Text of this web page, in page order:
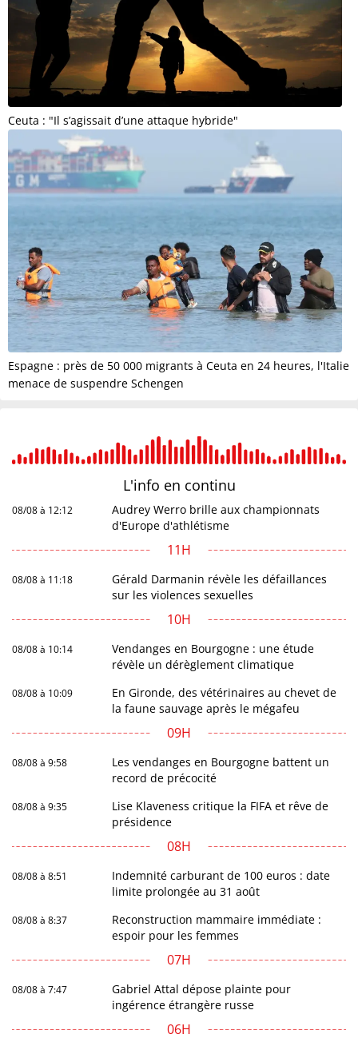
Ceuta : "Il s’agissait d’une attaque hybride"
Espagne : près de 50 000 migrants à Ceuta en 24 heures, l'Italie
menace de suspendre Schengen
L'info en continu
08/08 à 12:12
Audrey Werro brille aux championnats
d'Europe d'athlétisme
11H
08/08 à 11:18
Gérald Darmanin révèle les défaillances
sur les violences sexuelles
10H
08/08 à 10:14
Vendanges en Bourgogne : une étude
révèle un dérèglement climatique
08/08 à 10:09
En Gironde, des vétérinaires au chevet de
la faune sauvage après le mégafeu
09H
08/08 à 9:58
Les vendanges en Bourgogne battent un
record de précocité
08/08 à 9:35
Lise Klaveness critique la FIFA et rêve de
présidence
08H
08/08 à 8:51
Indemnité carburant de 100 euros : date
limite prolongée au 31 août
08/08 à 8:37
Reconstruction mammaire immédiate :
espoir pour les femmes
07H
08/08 à 7:47
Gabriel Attal dépose plainte pour
ingérence étrangère russe
06H